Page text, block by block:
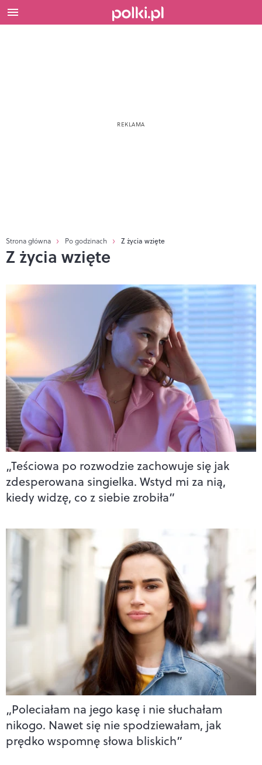
Strona główna Po godzinach Z życia wzięte
Z życia wzięte
„Teściowa po rozwodzie zachowuje się jak
zdesperowana singielka. Wstyd mi za nią,
kiedy widzę, co z siebie zrobiła”
„Poleciałam na jego kasę i nie słuchałam
nikogo. Nawet się nie spodziewałam, jak
prędko wspomnę słowa bliskich”